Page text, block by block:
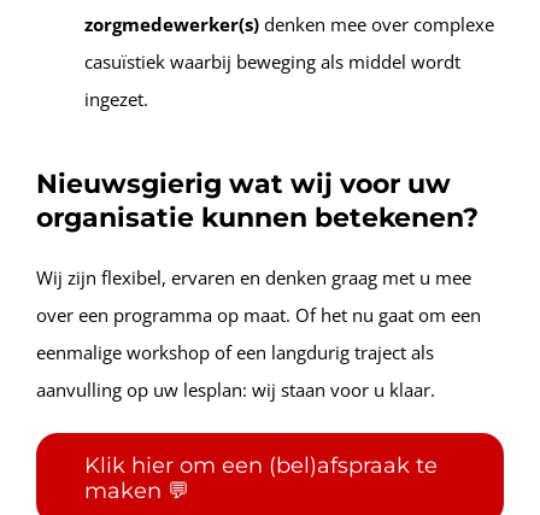
zorgmedewerker(s)denken mee over complexe
casuïstiek waarbij beweging als middel wordt
ingezet.
Nieuwsgierig wat wij voor uw
organisatie kunnen betekenen?
Wij zijn flexibel, ervaren en denken graag met u mee
over een programma op maat. Of het nu gaat om een
eenmalige workshop of een langdurig traject als
aanvulling op uw lesplan: wij staan voor u klaar.
Klik hier om een (bel)afspraak te
maken 💬